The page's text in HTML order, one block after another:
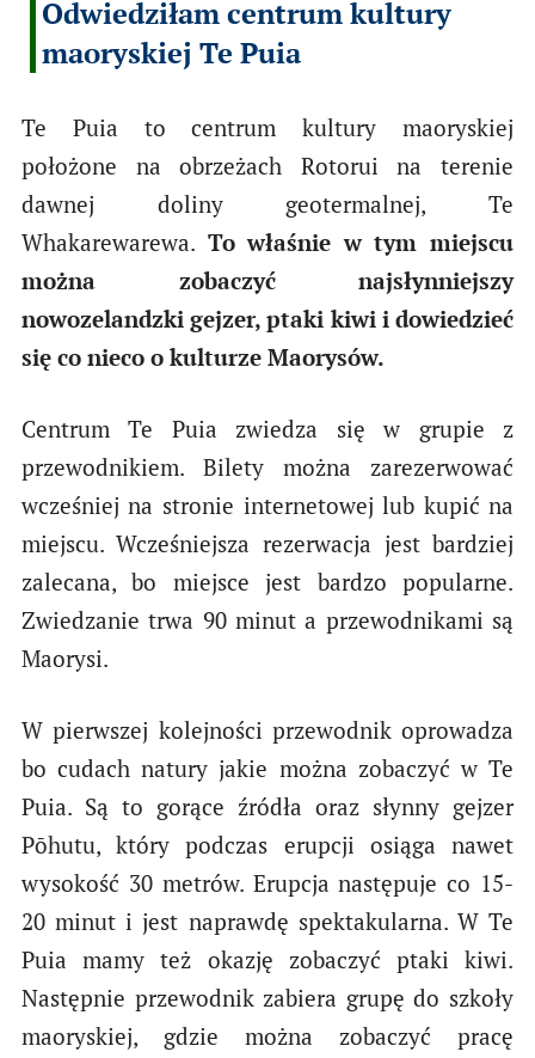
Odwiedziłam centrum kultury
maoryskiej Te Puia
Te Puia to centrum kultury maoryskiej
położone na obrzeżach Rotorui na terenie
dawnej doliny geotermalnej, Te
Whakarewarewa. To właśnie w tym miejscu
można zobaczyć najsłynniejszy
nowozelandzki gejzer, ptaki kiwi i dowiedzieć
się co nieco o kulturze Maorysów.
Centrum Te Puia zwiedza się w grupie z
przewodnikiem. Bilety można zarezerwować
wcześniej na stronie internetowej lub kupić na
miejscu. Wcześniejsza rezerwacja jest bardziej
zalecana, bo miejsce jest bardzo popularne.
Zwiedzanie trwa 90 minut a przewodnikami są
Maorysi.
W pierwszej kolejności przewodnik oprowadza
bo cudach natury jakie można zobaczyć w Te
Puia. Są to gorące źródła oraz słynny gejzer
Pōhutu, który podczas erupcji osiąga nawet
wysokość 30 metrów. Erupcja następuje co 15-
20 minut i jest naprawdę spektakularna. W Te
Puia mamy też okazję zobaczyć ptaki kiwi.
Następnie przewodnik zabiera grupę do szkoły
maoryskiej, gdzie można zobaczyć pracę